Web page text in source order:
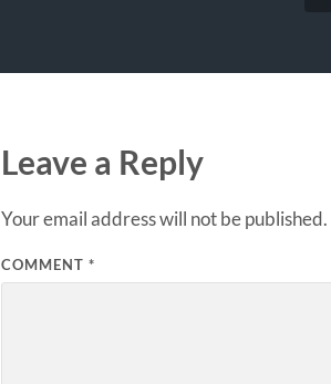
Leave a Reply
Your email address will not be published.
COMMENT *